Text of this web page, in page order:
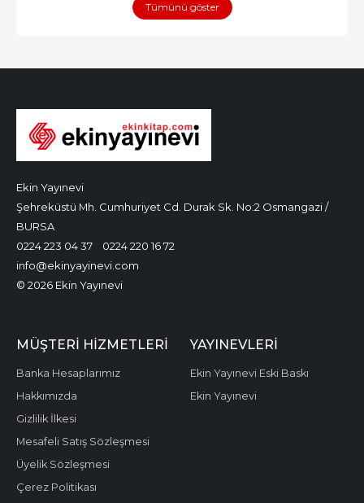
Tümünü göster
Ekin Yayınevi
Şehreküstü Mh. Cumhuriyet Cd. Durak Sk. No:2 Osmangazi /
BURSA
0224 223 04 37
0224 220 16 72
info@ekinyayinevi.com
© 2026 Ekin Yayınevi
MÜŞTERI HIZMETLERI
Banka Hesaplarımız
Hakkımızda
Gizlilik İlkesi
Mesafeli Satış Sözleşmesi
Üyelik Sözleşmesi
Çerez Politikası
YAYINEVLERI
Ekin Yayınevi Eski Baskı
Ekin Yayınevi